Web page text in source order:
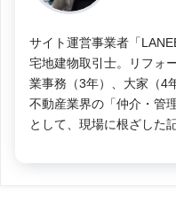
サイト運営事業者「
宅地建物取引士。リフォ
業事務（3年）、大家（4
不動産業界の「仲介・管
として、現場に根ざした